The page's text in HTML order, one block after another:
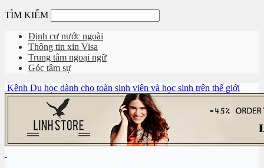
TÌM KIẾM
Định cư nước ngoài
Thông tin xin Visa
Trung tâm ngoại ngữ
Góc tâm sự
Kênh Du học dành cho toàn sinh viên và học sinh trên thế giới